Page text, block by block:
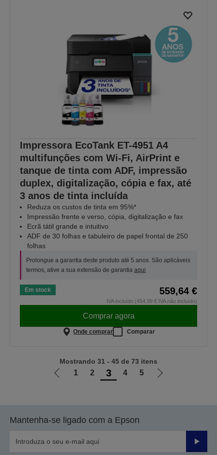
Impressora EcoTank ET-4951 A4
multifunções com Wi-Fi, AirPrint e
tanque de tinta com ADF, impressão
duplex, digitalização, cópia e fax, até
3 anos de tinta incluída
Reduza os custos de tinta em 95%*
Impressão frente e verso, cópia, digitalização e fax
Ecrã tátil grande e intuitivo
ADF de 30 folhas e tabuleiro de papel frontal de 250
folhas
Prolongue a garantia deste produto até 5 anos. São aplicáveis
termos, ative a sua extensão de garantia aqui
Em stock 559,64 €
IVA incluído (454,99 € IVA não incluído)
Comprar agora
Onde comprar Comparar
Ir
anterior
1 2 3 4 5
Ir
Mostrando 31 - 45 de 73 itens
Mantenha-se ligado com a Epson
Enviar